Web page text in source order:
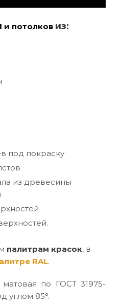
и потолков из:
под покраску
из древесины
палитрам красок, в
RAL.
матовая по ГОСТ 31975-
углом 85°.